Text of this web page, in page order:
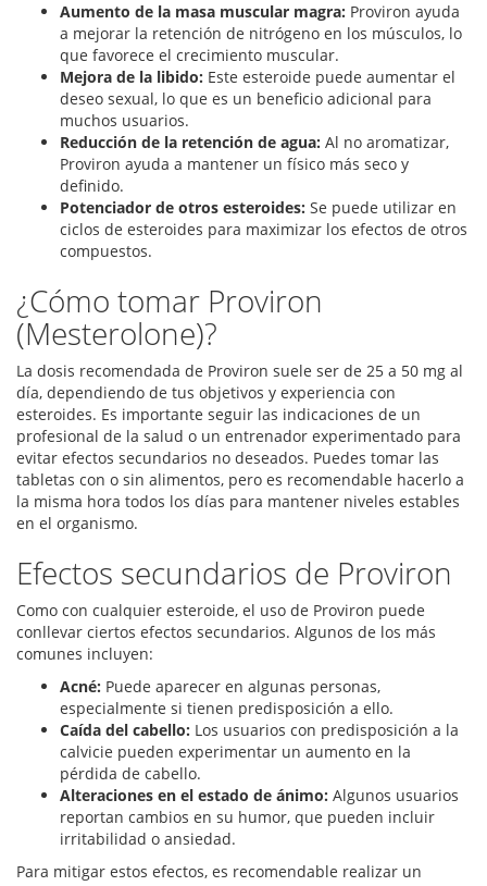
Aumento de la masa muscular magra: Proviron ayuda
a mejorar la retención de nitrógeno en los músculos, lo
que favorece el crecimiento muscular.
Mejora de la libido: Este esteroide puede aumentar el
deseo sexual, lo que es un beneficio adicional para
muchos usuarios.
Reducción de la retención de agua: Al no aromatizar,
Proviron ayuda a mantener un físico más seco y
definido.
Potenciador de otros esteroides: Se puede utilizar en
ciclos de esteroides para maximizar los efectos de otros
compuestos.
¿Cómo tomar Proviron
(Mesterolone)?
La dosis recomendada de Proviron suele ser de 25 a 50 mg al
día, dependiendo de tus objetivos y experiencia con
esteroides. Es importante seguir las indicaciones de un
profesional de la salud o un entrenador experimentado para
evitar efectos secundarios no deseados. Puedes tomar las
tabletas con o sin alimentos, pero es recomendable hacerlo a
la misma hora todos los días para mantener niveles estables
en el organismo.
Efectos secundarios de Proviron
Como con cualquier esteroide, el uso de Proviron puede
conllevar ciertos efectos secundarios. Algunos de los más
comunes incluyen:
Acné: Puede aparecer en algunas personas,
especialmente si tienen predisposición a ello.
Caída del cabello: Los usuarios con predisposición a la
calvicie pueden experimentar un aumento en la
pérdida de cabello.
Alteraciones en el estado de ánimo: Algunos usuarios
reportan cambios en su humor, que pueden incluir
irritabilidad o ansiedad.
Para mitigar estos efectos, es recomendable realizar un